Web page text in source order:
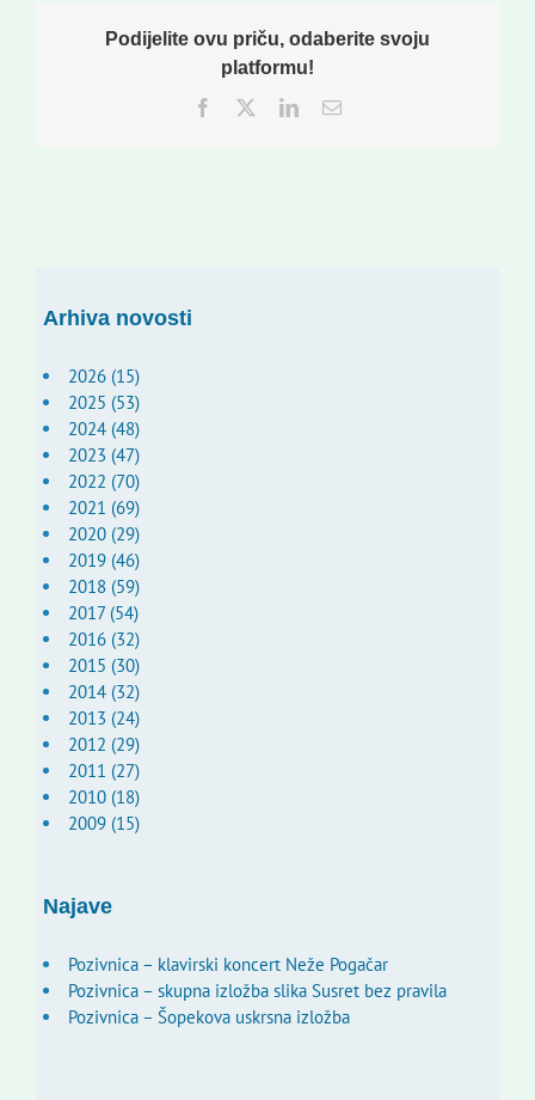
Podijelite ovu priču, odaberite svoju
platformu!
Facebook
TwitterLinkedInEmail:
Arhiva novosti
2026 (15)
2025 (53)
2024 (48)
2023 (47)
2022 (70)
2021 (69)
2020 (29)
2019 (46)
2018 (59)
2017 (54)
2016 (32)
2015 (30)
2014 (32)
2013 (24)
2012 (29)
2011 (27)
2010 (18)
2009 (15)
Najave
Pozivnica – klavirski koncert Neže Pogačar
Pozivnica – skupna izložba slika Susret bez pravila
Pozivnica – Šopekova uskrsna izložba